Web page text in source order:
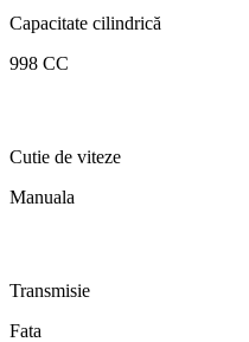
Capacitate cilindrică
998 CC
Cutie de viteze
Manuala
Transmisie
Fata